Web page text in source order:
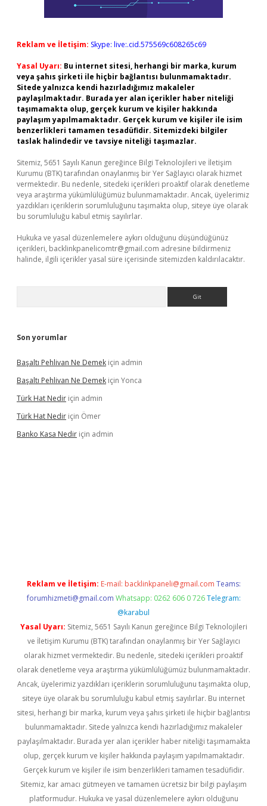
Reklam ve İletişim: Skype: live:.cid.575569c608265c69
Yasal Uyarı: Bu internet sitesi, herhangi bir marka, kurum
veya şahıs şirketi ile hiçbir bağlantısı bulunmamaktadır.
Sitede yalnızca kendi hazırladığımız makaleler
paylaşılmaktadır. Burada yer alan içerikler haber niteliği
taşımamakta olup, gerçek kurum ve kişiler hakkında
paylaşım yapılmamaktadır. Gerçek kurum ve kişiler ile isim
benzerlikleri tamamen tesadüfidir. Sitemizdeki bilgiler
taslak halindedir ve tavsiye niteliği taşımazlar.
Sitemiz, 5651 Sayılı Kanun gereğince Bilgi Teknolojileri ve İletişim
Kurumu (BTK) tarafından onaylanmış bir Yer Sağlayıcı olarak hizmet
vermektedir. Bu nedenle, sitedeki içerikleri proaktif olarak denetleme
veya araştırma yükümlülüğümüz bulunmamaktadır. Ancak, üyelerimiz
yazdıkları içeriklerin sorumluluğunu taşımakta olup, siteye üye olarak
bu sorumluluğu kabul etmiş sayılırlar.
Hukuka ve yasal düzenlemelere aykırı olduğunu düşündüğünüz
içerikleri, backlinkpanelicomtr@gmail.com adresine bildirmeniz
halinde, ilgili içerikler yasal süre içerisinde sitemizden kaldırılacaktır.
Son yorumlar
Başaltı Pehlivan Ne Demek için admin
Başaltı Pehlivan Ne Demek için Yonca
Türk Hat Nedir için admin
Türk Hat Nedir için Ömer
Banko Kasa Nedir için admin
Reklam ve İletişim: E-mail: backlinkpaneli@gmail.com Teams:
forumhizmeti@gmail.com Whatsapp: 0262 606 0 726 Telegram:
@karabul
Yasal Uyarı: Sitemiz, 5651 Sayılı Kanun gereğince Bilgi Teknolojileri
ve İletişim Kurumu (BTK) tarafından onaylanmış bir Yer Sağlayıcı
olarak hizmet vermektedir. Bu nedenle, sitedeki içerikleri proaktif
olarak denetleme veya araştırma yükümlülüğümüz bulunmamaktadır.
Ancak, üyelerimiz yazdıkları içeriklerin sorumluluğunu taşımakta olup,
siteye üye olarak bu sorumluluğu kabul etmiş sayılırlar. Bu internet
sitesi, herhangi bir marka, kurum veya şahıs şirketi ile hiçbir bağlantısı
bulunmamaktadır. Sitede yalnızca kendi hazırladığımız makaleler
paylaşılmaktadır. Burada yer alan içerikler haber niteliği taşımamakta
olup, gerçek kurum ve kişiler hakkında paylaşım yapılmamaktadır.
Gerçek kurum ve kişiler ile isim benzerlikleri tamamen tesadüfidir.
Sitemiz, kar amacı gütmeyen ve tamamen ücretsiz bir bilgi paylaşım
platformudur. Hukuka ve yasal düzenlemelere aykırı olduğunu